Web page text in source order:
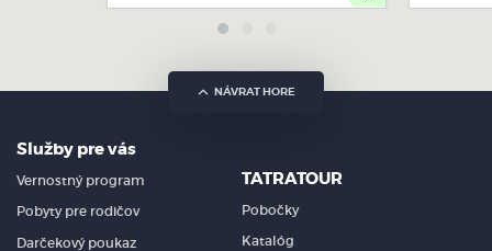
NÁVRAT HORE
Služby pre vás
Vernostný program
Pobyty pre rodičov
Darčekový poukaz
TATRATOUR
Pobočky
Katalóg